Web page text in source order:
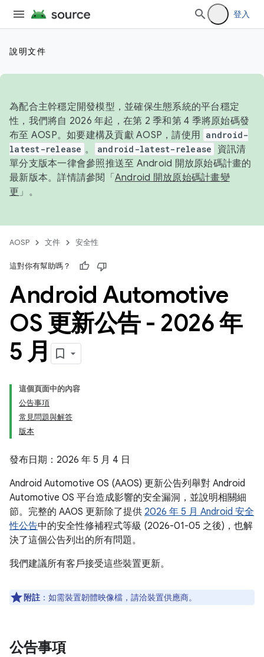
登入
說明文件
為配合主幹穩定開發模型，並確保生態系統的平台穩定
性，我們將自 2026 年起，在第 2 季和第 4 季將原始碼發
布至 AOSP。如要建構及貢獻 AOSP，請使用 android-
latest-release 。 android-latest-release
資訊清
單分支版本一律會參照推送至 Android 開放原始碼計畫的
最新版本。詳情請參閱「 Android 開放原始碼計畫變
更 」。
AOSP 文件 安全性
這對你有幫助嗎？
Android Automotive
OS 更新公告 - 2026 年
5 月
這個頁面中的內容
公告事項
常見問題與解答
版本
發布日期：2026 年 5 月 4 日
Android Automotive OS (AAOS) 更新公告列舉對 Android
Automotive OS 平台造成影響的安全漏洞，並說明相關細
節。完整的 AAOS 更新除了提供 2026 年 5 月 Android 安全
性公告中的安全性修補程式等級 (2026-01-05 之後)，也解
決了這個公告列出的所有問題。
我們建議所有客戶接受這些裝置更新。
附註 ：如需裝置韌體映像檔，請洽裝置供應商。
公告事項